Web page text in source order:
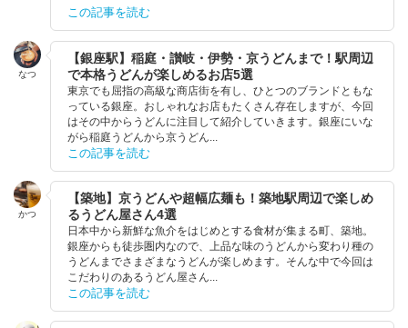
この記事を読む
なつ
【銀座駅】稲庭・讃岐・伊勢・京うどんまで！駅周辺
で本格うどんが楽しめるお店5選
東京でも屈指の高級な商店街を有し、ひとつのブランドともな
っている銀座。おしゃれなお店もたくさん存在しますが、今回
はその中からうどんに注目して紹介していきます。銀座にいな
がら稲庭うどんから京うどん...
この記事を読む
かつ
【築地】京うどんや超幅広麺も！築地駅周辺で楽しめ
るうどん屋さん4選
日本中から新鮮な魚介をはじめとする食材が集まる町、築地。
銀座からも徒歩圏内なので、上品な味のうどんから変わり種の
うどんまでさまざまなうどんが楽しめます。そんな中で今回は
こだわりのあるうどん屋さん...
この記事を読む